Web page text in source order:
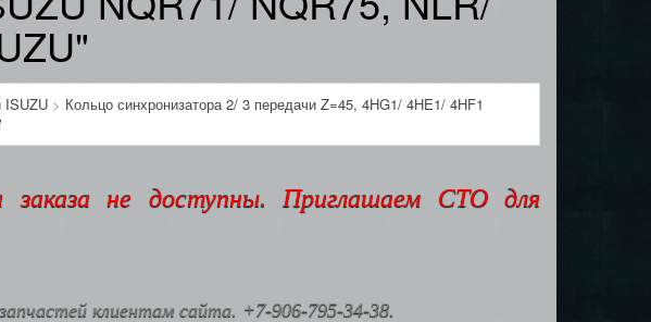
ISUZU> Кольцо синхронизатора 2/ 3 передачи Z=45, 4HG1/ 4HE1/ 4HF1
заказа не доступны. Приглашаем СТО для
клиентам сайта. +7-906-795-34-38.